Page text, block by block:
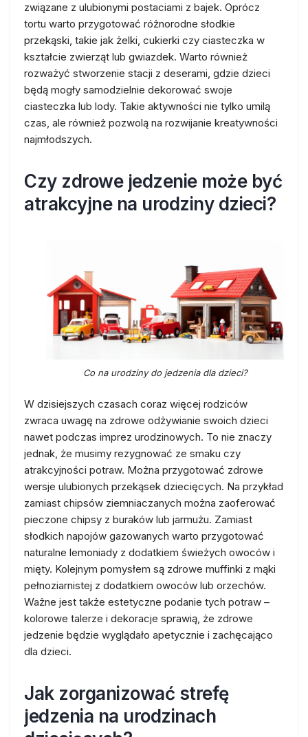
związane z ulubionymi postaciami z bajek. Oprócz
tortu warto przygotować różnorodne słodkie
przekąski, takie jak żelki, cukierki czy ciasteczka w
kształcie zwierząt lub gwiazdek. Warto również
rozważyć stworzenie stacji z deserami, gdzie dzieci
będą mogły samodzielnie dekorować swoje
ciasteczka lub lody. Takie aktywności nie tylko umilą
czas, ale również pozwolą na rozwijanie kreatywności
najmłodszych.
Czy zdrowe jedzenie może być
atrakcyjne na urodziny dzieci?
Co na urodziny do jedzenia dla dzieci?
W dzisiejszych czasach coraz więcej rodziców
zwraca uwagę na zdrowe odżywianie swoich dzieci
nawet podczas imprez urodzinowych. To nie znaczy
jednak, że musimy rezygnować ze smaku czy
atrakcyjności potraw. Można przygotować zdrowe
wersje ulubionych przekąsek dziecięcych. Na przykład
zamiast chipsów ziemniaczanych można zaoferować
pieczone chipsy z buraków lub jarmużu. Zamiast
słodkich napojów gazowanych warto przygotować
naturalne lemoniady z dodatkiem świeżych owoców i
mięty. Kolejnym pomysłem są zdrowe muffinki z mąki
pełnoziarnistej z dodatkiem owoców lub orzechów.
Ważne jest także estetyczne podanie tych potraw –
kolorowe talerze i dekoracje sprawią, że zdrowe
jedzenie będzie wyglądało apetycznie i zachęcająco
dla dzieci.
Jak zorganizować strefę
jedzenia na urodzinach